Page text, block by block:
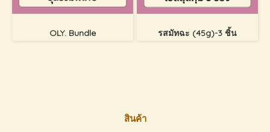
OLY. Bundle รสมัทฉะ (45g)-3 ชิ้น
สินค้า